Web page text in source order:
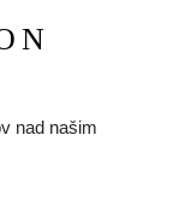
nad našim